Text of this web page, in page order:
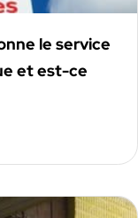
le service
et est-ce